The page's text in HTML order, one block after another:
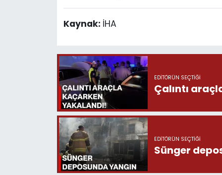
Kaynak: İHA
EDITÖRÜN SEÇTIĞI
Çalıntı
EDITÖRÜN SEÇTIĞI
Sünger